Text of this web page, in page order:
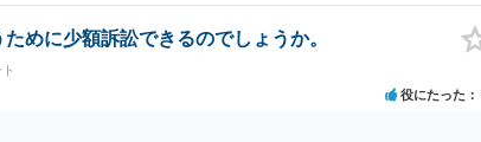
緒に行く」という結果の実現に重大な障害が発生しており、当然に
微妙であり、むしろ返金すべきとするのが当事者の合理的意思に合
わせになることは避けたいという心理が働くことも無理からぬと
定のアリーナ席であれば隣り合わせにならずに済むかもしれません
り特別席であったりすれば、判断は変わってくるかもしれません。
めに少額訴訟できるのでしょうか。
役にたった